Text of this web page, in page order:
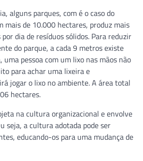
alguns parques, com é o caso do
mais de 10.000 hectares, produz mais
dia de resíduos sólidos. Para reduzir
do parque, a cada 9 metros existe
uma pessoa com um lixo nas mãos não
para achar uma lixeira e
jogar o lixo no ambiente. A área total
hectares.
na cultura organizacional e envolve
seja, a cultura adotada pode ser
educando-os para uma mudança de